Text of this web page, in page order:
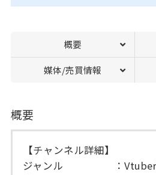
概要
媒体/売買情報
概要
【チャンネル詳細】
ジャンル ：Vtuber関